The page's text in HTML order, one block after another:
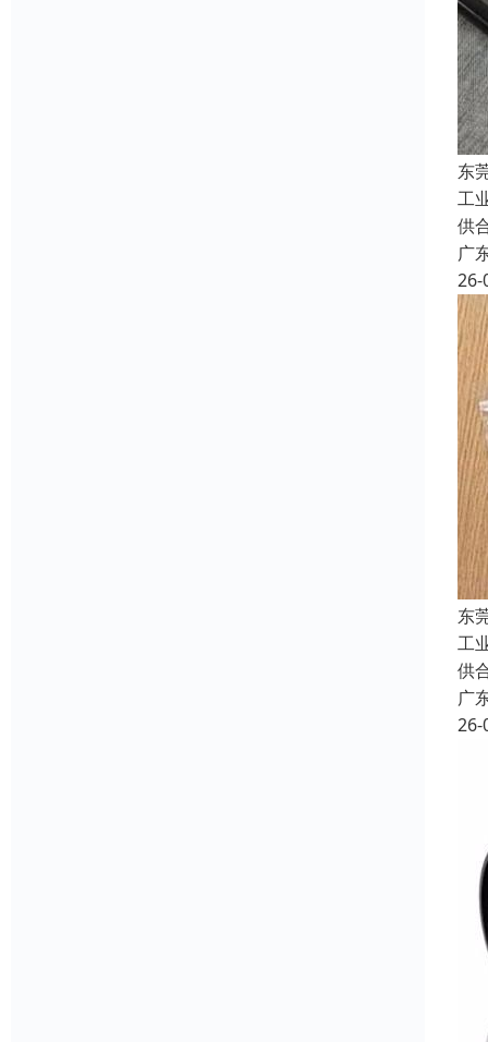
东
工
供
广
26-
东
工
供
广
26-